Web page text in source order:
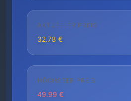
AKTUELLER PREIS
32.78 €
HÖCHSTER PREIS
49.99 €